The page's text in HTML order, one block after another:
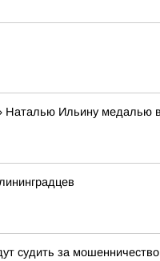
Ильину медалью
судить за мошенничество